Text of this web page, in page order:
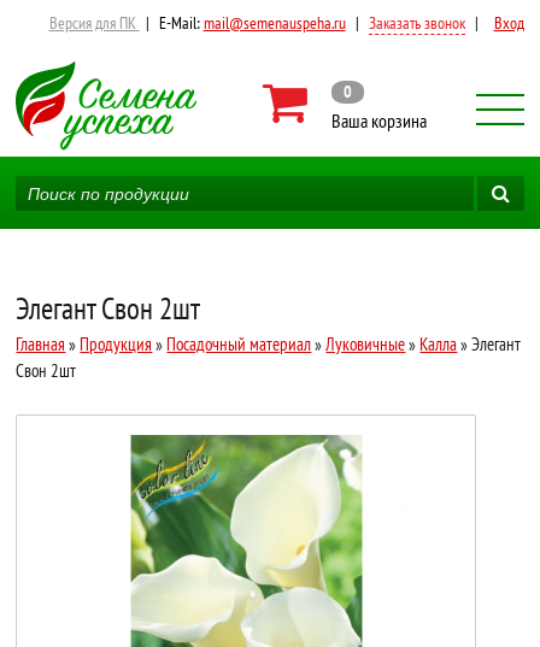
Версия для ПК | E-Mail:mail@semenauspeha.ru | Заказать звонок | Вход
0
Ваша корзина
Элегант Свон 2шт
Главная » Продукция » Посадочный материал» Луковичные» Калла» Элегант
Свон 2шт